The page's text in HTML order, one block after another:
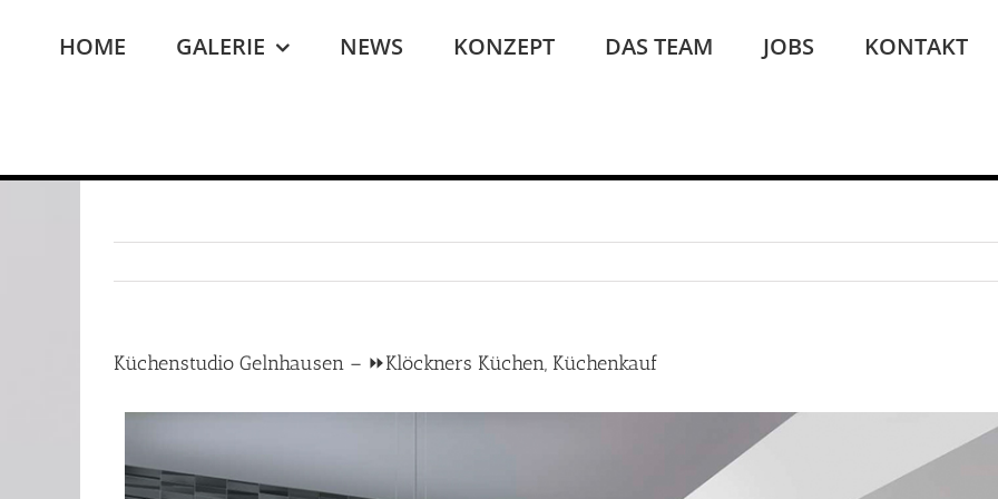
HOME GALERIE NEWS KONZEPT DAS TEAM JOBS KONTAKT
Küchenstudio Gelnhausen – ⏩Klöckners Küchen, Küchenkauf